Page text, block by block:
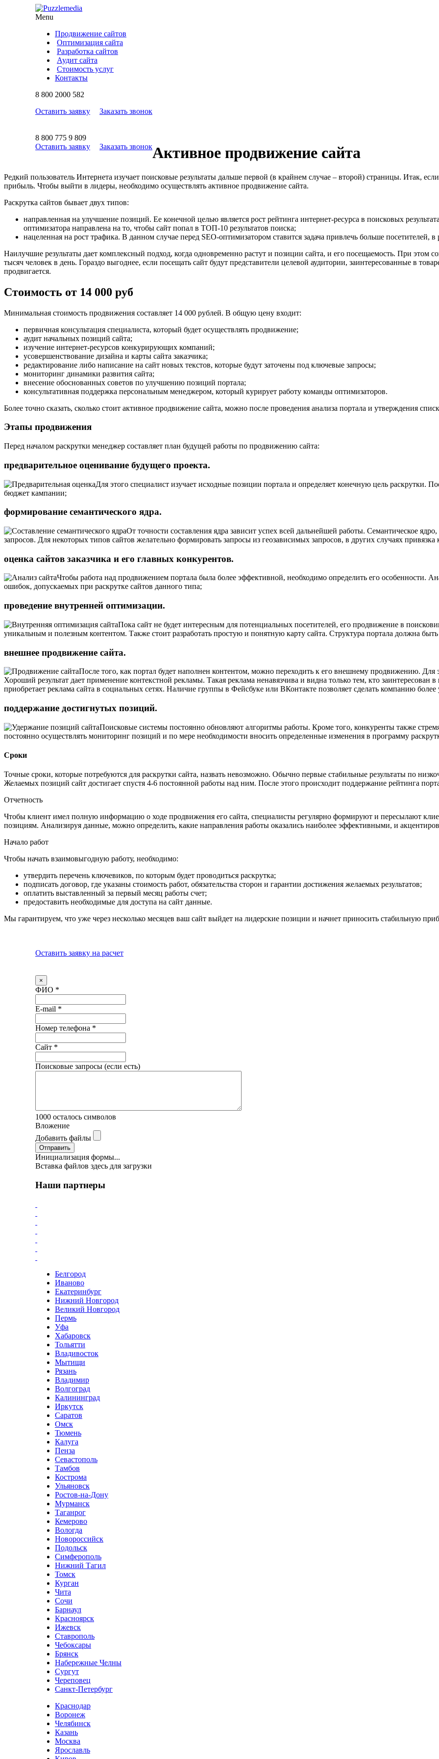
Menu
Продвижение сайтов
Оптимизация сайта
Разработка сайтов
Аудит сайта
Стоимость услуг
Контакты
8 800 2000 582
Оставить заявку
Заказать звонок
8 800 775 9 809
Оставить заявку
Заказать звонокАктивное продвижение сайта
Редкий пользователь Интернета изучает поисковые результаты дальше первой (в крайнем случае – второй) страницы. Итак,
прибыль. Чтобы выйти в лидеры, необходимо осуществлять активное продвижение сайта.
Раскрутка сайтов бывает двух типов:
направленная на улучшение позиций. Ее конечной целью является рост рейтинга интернет-ресурса в поисковых
оптимизатора направлена на то, чтобы сайт попал в ТОП-10 результатов поиска;
нацеленная на рост трафика. В данном случае перед SEO-оптимизатором ставится задача привлечь больше посетителей, в
Наилучшие результаты дает комплексный подход, когда одновременно растут и позиции сайта, и его посещаемость. При этом
тысяч человек в день. Гораздо выгоднее, если посещать сайт будут представители целевой аудитории, заинтересованные в
продвигается.
Стоимость от 14 000 руб
Минимальная стоимость продвижения составляет 14 000 рублей. В общую цену входит:
первичная консультация специалиста, который будет осуществлять продвижение;
аудит начальных позиций сайта;
изучение интернет-ресурсов конкурирующих компаний;
усовершенствование дизайна и карты сайта заказчика;
редактирование либо написание на сайт новых текстов, которые будут заточены под ключевые запросы;
мониторинг динамики развития сайта;
внесение обоснованных советов по улучшению позиций портала;
консультативная поддержка персональным менеджером, который курирует работу команды оптимизаторов.
Более точно сказать, сколько стоит активное продвижение сайта, можно после проведения анализа портала и утверждения
Этапы продвижения
Перед началом раскрутки менеджер составляет план будущей работы по продвижению сайта:
предварительное оценивание будущего проекта.
Для этого специалист изучает исходные позиции портала и определяет конечную цель раскрутки.
бюджет кампании;
формирование семантического ядра.
От точности составления ядра зависит успех всей дальнейшей работы. Семантическое
запросов. Для некоторых типов сайтов желательно формировать запросы из геозависимых запросов, в других случаях
оценка сайтов заказчика и его главных конкурентов.
Чтобы работа над продвижением портала была более эффективной, необходимо определить его особенности.
ошибок, допускаемых при раскрутке сайтов данного типа;
проведение внутренней оптимизации.
Пока сайт не будет интересным для потенциальных посетителей, его продвижение в
уникальным и полезным контентом. Также стоит разработать простую и понятную карту сайта. Структура портала должна
внешнее продвижение сайта.
После того, как портал будет наполнен контентом, можно переходить к его внешнему продвижению.
Хороший результат дает применение контекстной рекламы. Такая реклама ненавязчива и видна только тем, кто заинтересован
приобретает реклама сайта в социальных сетях. Наличие группы в Фейсбуке или ВКонтакте позволяет сделать компанию
поддержание достигнутых позиций.
Поисковые системы постоянно обновляют алгоритмы работы. Кроме того, конкуренты также
постоянно осуществлять мониторинг позиций и по мере необходимости вносить определенные изменения в программу
Сроки
Точные сроки, которые потребуются для раскрутки сайта, назвать невозможно. Обычно первые стабильные результаты по
Желаемых позиций сайт достигает спустя 4-6 постоянной работы над ним. После этого происходит поддержание рейтинга
Отчетность
Чтобы клиент имел полную информацию о ходе продвижения его сайта, специалисты регулярно формируют и пересылают
позициям. Анализируя данные, можно определить, какие направления работы оказались наиболее эффективными, и
Начало работ
Чтобы начать взаимовыгодную работу, необходимо:
утвердить перечень ключевиков, по которым будет проводиться раскрутка;
подписать договор, где указаны стоимость работ, обязательства сторон и гарантии достижения желаемых результатов;
оплатить выставленный за первый месяц работы счет;
предоставить необходимые для доступа на сайт данные.
Мы гарантируем, что уже через несколько месяцев ваш сайт выйдет на лидерские позиции и начнет приносить стабильную
Оставить заявку на расчет
×
ФИО *
E-mail *
Номер телефона *
Сайт *
Поисковые запросы (если есть)
1000 осталось символов
Вложение
Добавить файлы
Отправить
Инициализация формы...
Вставка файлов здесь для загрузки
Наши партнеры
Белгород
Иваново
Екатеринбург
Нижний Новгород
Великий Новгород
Пермь
Уфа
Хабаровск
Тольятти
Владивосток
Мытищи
Рязань
Владимир
Волгоград
Калининград
Иркутск
Саратов
Омск
Тюмень
Калуга
Пенза
Севастополь
Тамбов
Кострома
Ульяновск
Ростов-на-Дону
Мурманск
Таганрог
Кемерово
Вологда
Новороссийск
Подольск
Симферополь
Нижний Тагил
Томск
Курган
Чита
Сочи
Барнаул
Красноярск
Ижевск
Ставрополь
Чебоксары
Брянск
Набережные Челны
Сургут
Череповец
Санкт-Петербург
Краснодар
Воронеж
Челябинск
Казань
Москва
Ярославль